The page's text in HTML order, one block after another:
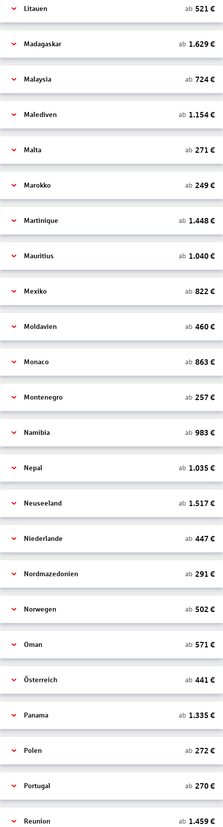
Litauen ab 521 €
Madagaskar ab 1.629€
Malaysia ab 724€
Malediven ab 1.154€
Malta ab 271 €
Marokko ab 249€
Martinique ab 1.448€
Mauritius ab 1.040€
Mexiko ab 822 €
Moldavien ab 460€
Monaco ab 863 €
Montenegro ab 257 €
Namibia ab 983 €
Nepal ab 1.035 €
Neuseeland ab 1.517 €
Niederlande ab 447 €
Nordmazedonien ab 291 €
Norwegen ab 502 €
Oman ab 571 €
Österreich ab 441 €
Panama ab 1.335 €
Polen ab 272 €
Portugal ab 270€
Reunion ab 1.459€